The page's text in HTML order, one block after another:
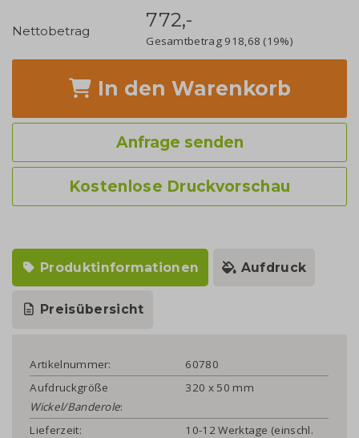
Nettobetrag 772,-
Gesamtbetrag 918,68 (19%)
In den Warenkorb
Anfrage senden
Kostenlose Druckvorschau
Produktinformationen Aufdruck
Preisübersicht
Artikelnummer:
60780
Aufdruckgröße
Wickel/Banderole:
320 x 50 mm
Lieferzeit:
10-12 Werktage (einschl.